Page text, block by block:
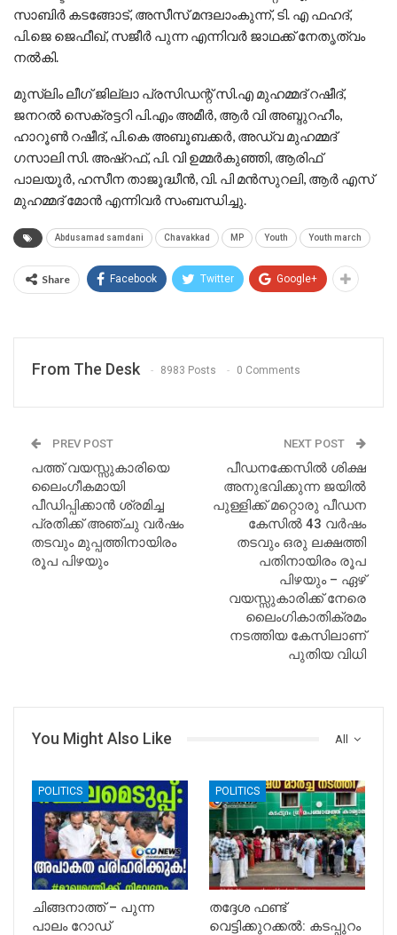
സാബിർ കടങ്ങോട്, അസീസ് മന്ദലാംകുന്ന്, ടി. എ ഫഹദ്,
പി.ജെ ജെഫീഖ്, സജീർ പുന്ന എന്നിവർ ജാഥക്ക് നേതൃത്വം
നൽകി.
മുസ്ലിം ലീഗ് ജില്ലാ പ്രസിഡന്റ് സി.എ മുഹമ്മദ് റഷീദ്,
ജനറൽ സെക്രട്ടറി പി.എം അമീർ, ആർ വി അബ്ദുറഹീം,
ഹാറൂൺ റഷീദ്, പി.കെ അബൂബക്കർ, അഡ്വ മുഹമ്മദ്‌
ഗസാലി സി. അഷ്റഫ്, പി. വി ഉമ്മർകുഞ്ഞി, ആരിഫ്
പാലയൂർ, ഹസീന താജൂദ്ധീൻ, വി. പി മൻസുറലി, ആർ എസ്
മുഹമ്മദ്‌ മോൻ എന്നിവർ സംബന്ധിച്ചു.
Abdusamad samdani Chavakkad MP Youth Youth march
Share Facebook Twitter Google+
From The Desk 8983 Posts 0 Comments
PREV POST
പത്ത് വയസ്സുകാരിയെ
ലൈംഗീകമായി
പീഡിപ്പിക്കാൻ ശ്രമിച്ച
പ്രതിക്ക് അഞ്ചു വർഷം
തടവും മുപ്പത്തിനായിരം
രൂപ പിഴയും
NEXT POST
പീഡനക്കേസിൽ ശിക്ഷ
അനുഭവിക്കുന്ന ജയിൽ
പുള്ളിക്ക് മറ്റൊരു പീഡന
കേസിൽ 43 വർഷം
തടവും ഒരു ലക്ഷത്തി
പതിനായിരം രൂപ
പിഴയും – ഏഴ്
വയസ്സുകാരിക്ക്‌ നേരെ
ലൈംഗികാതിക്രമം
നടത്തിയ കേസിലാണ്
പുതിയ വിധി
All
You Might Also Like
POLITICS
ചിങ്ങനാത്ത് – പുന്ന
പാലം റോഡ്
POLITICS
തദ്ദേശ ഫണ്ട്
വെട്ടിക്കുറക്കൽ: കടപ്പുറം